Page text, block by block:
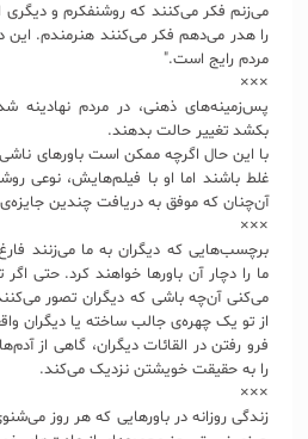
می‌زنم فکر می‌کنند که روشنفکرم و دیگری
را هدر می‌دهم فکر می‌کنند هنرمندم. این
مردم رایج است."
×××
پس‌زمینه‌های ذهنی، در مردم نهادینه
بکشد تغییر حالت بدهند.
با این حال اگرچه ممکن است باورهای
غلط باشند اما او با فیلم‌هایش، نوعی
آن‌چنان که موفق به دریافت چندین
×××
برچسب‌هایی که دیگران به ما می‌زنند
ما را دچار آن باورها خواهند کرد. حتی
می‌کنی آن‌چه باشی که دیگران تصور
از تو یک چهره‌ی جالب ساخته یا دیگران
فرو رفتن در القائات دیگران، گاهی از
را به حقیقت خویشتن نزدیک می‌کند.
×××
زندگی روزانه در باورهایی که هر روز